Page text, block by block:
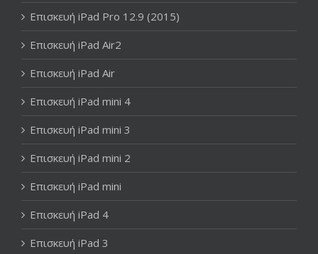
Επισκευή iPad Pro 12.9 (2015)
Επισκευή iPad Air2
Επισκευή iPad Air
Επισκευή iPad mini 4
Επισκευή iPad mini 3
Επισκευή iPad mini 2
Επισκευή iPad mini
Επισκευή iPad 4
Επισκευή iPad 3